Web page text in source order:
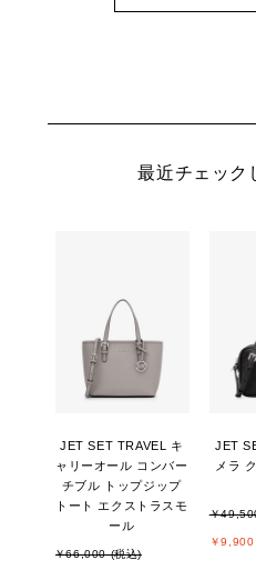
最近チェック
JET SET TRAVEL キ
ャリーオール コンバー
チブル トップジップ
トート エクストラスモ
ール
￥66,000 (税込)
JET
メラ
￥
￥